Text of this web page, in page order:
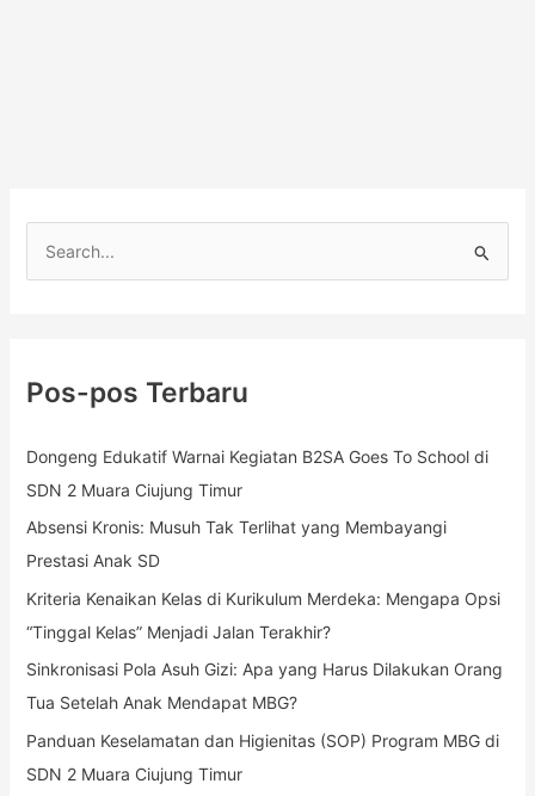
u
t
u
k
:
Pos-pos Terbaru
Dongeng Edukatif Warnai Kegiatan B2SA Goes To School di
SDN 2 Muara Ciujung Timur
Absensi Kronis: Musuh Tak Terlihat yang Membayangi
Prestasi Anak SD
Kriteria Kenaikan Kelas di Kurikulum Merdeka: Mengapa Opsi
“Tinggal Kelas” Menjadi Jalan Terakhir?
Sinkronisasi Pola Asuh Gizi: Apa yang Harus Dilakukan Orang
Tua Setelah Anak Mendapat MBG?
Panduan Keselamatan dan Higienitas (SOP) Program MBG di
SDN 2 Muara Ciujung Timur